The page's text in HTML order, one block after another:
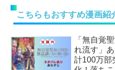
こちらもおすすめ漫画紹
「無自覚
れ流す」
計100万部